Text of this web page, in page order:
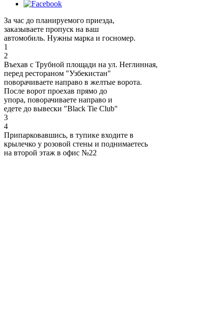
За час до планируемого приезда,
заказываете пропуск на ваш
автомобиль. Нужны марка и госномер.
1
2
Въехав с Трубной площади на ул. Неглинная,
перед рестораном "Узбекистан"
поворачиваете направо в желтые ворота.
После ворот проехав прямо до
упора, поворачиваете направо и
едете до вывески "Black Tie Club"
3
4
Припарковавшись, в тупике входите в
крылечко у розовой стены и поднимаетесь
на второй этаж в офис №22